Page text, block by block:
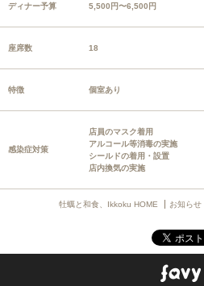
ディナー予算 5,500円〜6,500円
座席数 18
特徴 個室あり
感染症対策
店員のマスク着用
アルコール等消毒の実施
シールドの着用・設置
店内換気の実施
牡蠣と和食、Ikkoku HOME お知らせ